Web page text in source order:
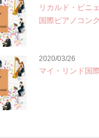
リカルド・ビニ
国際ピアノコン
2020/03/26
マイ・リンド国